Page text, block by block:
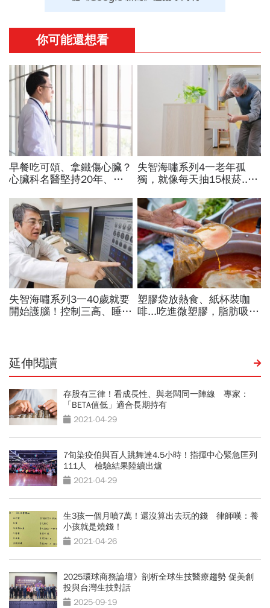
延伸閱讀
存股有三律！看成長性、與老闆同一陣線 專家：
「BETA值低」適合長期持有
2021-04-29
7旬染疫伯與百人跳舞達4.5小時！指揮中心緊急匡列
111人 檢驗結果陸續出爐
2021-04-29
生3孩一個月噴7萬！還沒算出去玩的錢 律師嘆：養
小孩就是燒錢！
2021-04-26
2025環球商務論壇》剖析全球生技醫療趨勢 促美創
投與台灣生技對話
2025-09-19